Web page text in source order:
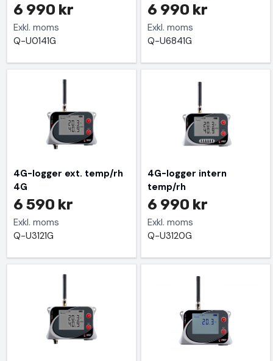
6 990 kr
Exkl. moms
Q-U0141G
6 990 kr
Exkl. moms
Q-U6841G
4G-logger ext. temp/rh
4G
6 590 kr
Exkl. moms
Q-U3121G
4G-logger intern
temp/rh
6 990 kr
Exkl. moms
Q-U3120G